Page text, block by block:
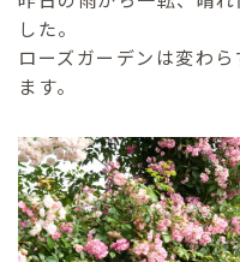
した。
ローズガーデンは変わ
ます。